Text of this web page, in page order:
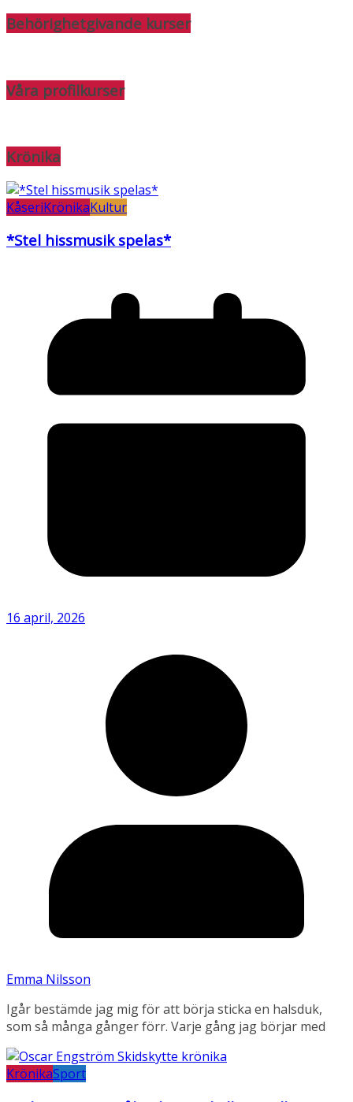
Behörighetgivande kurser
Våra profilkurser
Krönika
KåseriKrönikaKultur
*Stel hissmusik spelas*
16 april, 2026
Emma Nilsson
Igår bestämde jag mig för att börja sticka en halsduk,
som så många gånger förr. Varje gång jag börjar med
KrönikaSport